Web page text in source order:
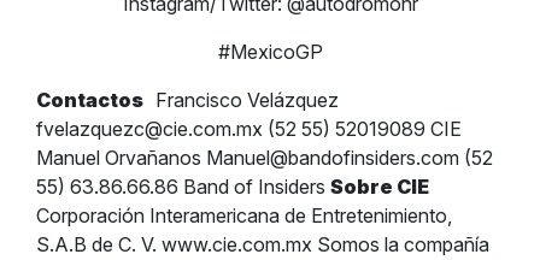
#MexicoGP
Contactos Francisco Velázquez
fvelazquezc@cie.com.mx (52 55) 52019089 CIE
Manuel Orvañanos Manuel@bandofinsiders.com (52
55) 63.86.66.86 Band of Insiders Sobre CIE
Corporación Interamericana de Entretenimiento,
S.A.B de C. V. www.cie.com.mx Somos la compañía